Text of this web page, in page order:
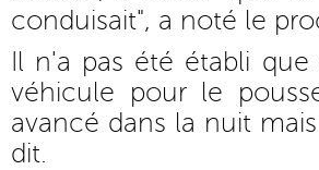
conduisait", a noté le
Il n'a pas été établi
véhicule pour le
avancé dans la nuit
dit.